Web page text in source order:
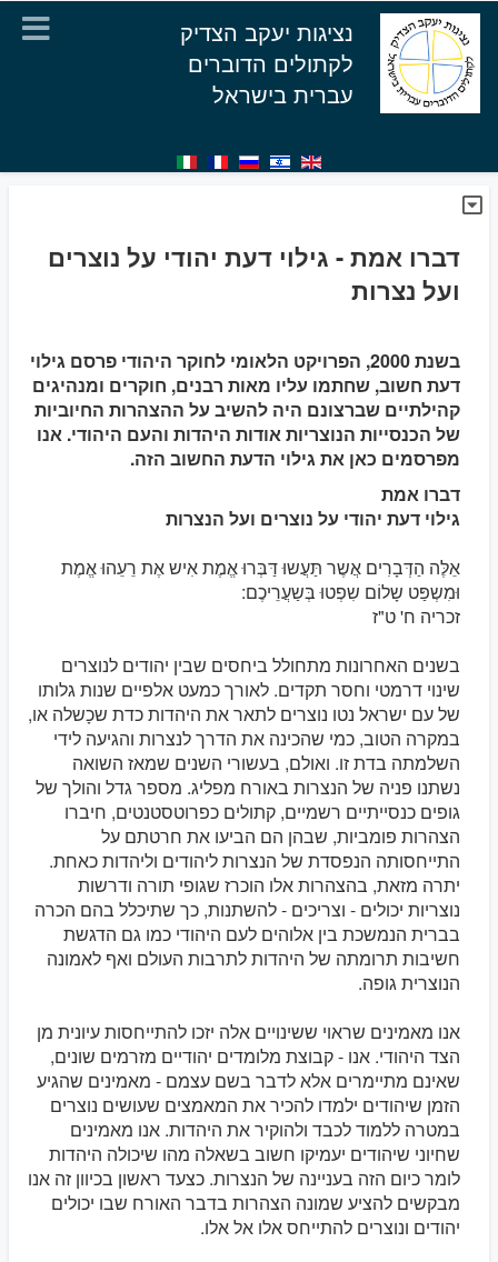
נציגות יעקב הצדיק
לקתולים הדוברים
עברית בישראל
דברו אמת - גילוי דעת יהודי על נוצרים
ועל נצרות
בשנת 2000, הפרויקט הלאומי לחוקר היהודי פרסם גילוי
דעת חשוב, שחתמו עליו מאות רבנים, חוקרים ומנהיגים
קהילתיים שברצונם היה להשיב על ההצהרות החיוביות
של הכנסייות הנוצריות אודות היהדות והעם היהודי. אנו
מפרסמים כאן את גילוי הדעת החשוב הזה.
דברו אמת
גילוי דעת יהודי על נוצרים ועל הנצרות
אֵלֶּה הַדְּבָרִים אֲשֶר תַּעֲשוּ דַּבְּרוּ אֱמֶת אִיש אֶת רֵעֵהוּ אֱמֶת
וּמִשְפַּט שָלוֹם שִפְטוּ בְּשַעֲרֵיכֶם:
זכריה ח' ט"ז
בשנים האחרונות מתחולל ביחסים שבין יהודים לנוצרים
שינוי דרמטי וחסר תקדים. לאורך כמעט אלפיים שנות גלותו
של עם ישראל נטו נוצרים לתאר את היהדות כדת שכָשלה או,
במקרה הטוב, כמי שהכינה את הדרך לנצרות והגיעה לידי
השלמתה בדת זו. ואולם, בעשורי השנים שמאז השואה
נשתנו פניה של הנצרות באורח מפליג. מספר גדל והולך של
גופים כנסייתיים רשמיים, קתולים כפרוטסטנטים, חיברו
הצהרות פומביות, שבהן הם הביעו את חרטתם על
התייחסותה הנפסדת של הנצרות ליהודים וליהדות כאחת.
יתרה מזאת, בהצהרות אלו הוכרז שגופי תורה ודרשות
נוצריות יכולים - וצריכים - להשתנות, כך שתיכלל בהם הכרה
בברית הנמשכת בין אלוהים לעם היהודי כמו גם הדגשת
חשיבות תרומתה של היהדות לתרבות העולם ואף לאמונה
הנוצרית גופה.
אנו מאמינים שראוי ששינויים אלה יזכו להתייחסות עיונית מן
הצד היהודי. אנו - קבוצת מלומדים יהודיים מזרמים שונים,
שאינם מתיימרים אלא לדבר בשם עצמם - מאמינים שהגיע
הזמן שיהודים ילמדו להכיר את המאמצים שעושים נוצרים
במטרה ללמוד לכבד ולהוקיר את היהדות. אנו מאמינים
שחיוני שיהודים יעמיקו חשוב בשאלה מהו שיכולה היהדות
לומר כיום הזה בעניינה של הנצרות. כצעד ראשון בכיוון זה אנו
מבקשים להציע שמונה הצהרות בדבר האורח שבו יכולים
יהודים ונוצרים להתייחס אלו אל אלו.